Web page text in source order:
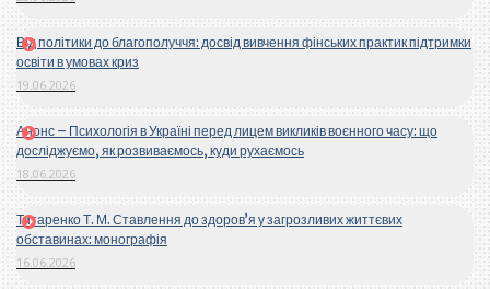
Від політики до благополуччя: досвід вивчення фінських практик підтримки
освіти в умовах криз
19.06.2026
Анонс – Психологія в Україні перед лицем викликів воєнного часу: що
досліджуємо, як розвиваємось, куди рухаємось
18.06.2026
Титаренко Т. М. Ставлення до здоров’я у загрозливих життєвих
обставинах: монографія
16.06.2026